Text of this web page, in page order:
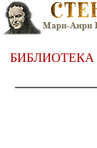
БИБЛИОТЕКА